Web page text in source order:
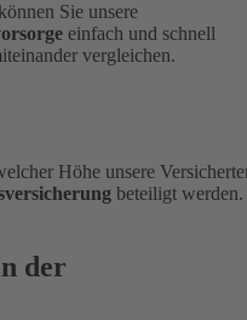
Sie unsere
einfach und schnell
vergleichen.
Höhe unsere
beteiligt werden.
der